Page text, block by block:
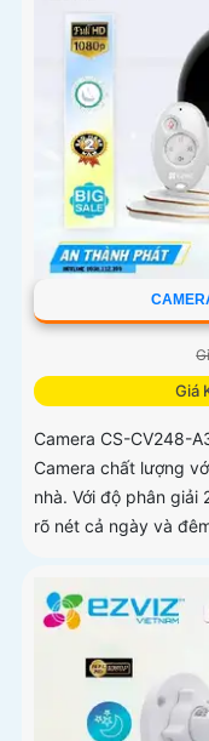
Giá
Camera CS-CV248-
Camera chất lượng
nhà. Với độ phân giải
rõ nét cả ngày và